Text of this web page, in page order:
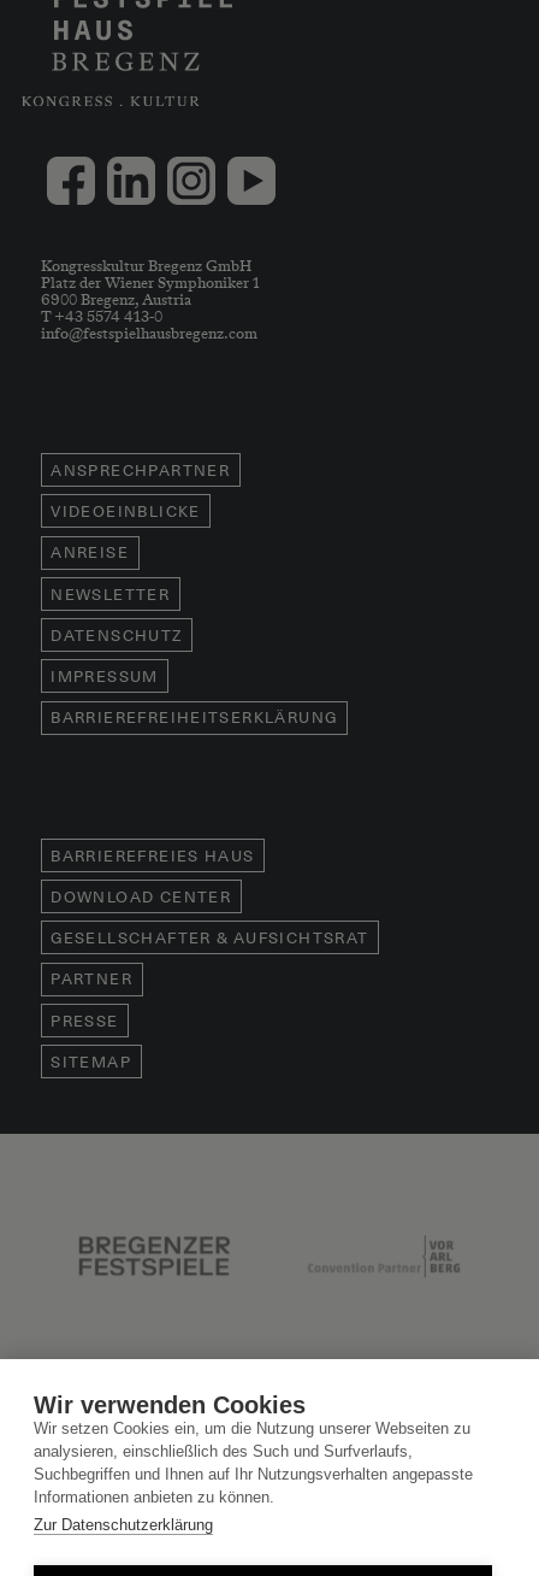
Wir verwenden Cookies
Wir setzen Cookies ein, um die Nutzung unserer Webseiten zu
analysieren, einschließlich des Such und Surfverlaufs,
Suchbegriffen und Ihnen auf Ihr Nutzungsverhalten angepasste
Informationen anbieten zu können.
Zur Datenschutzerklärung
Kongresskultur Bregenz GmbH
Platz der Wiener Symphoniker 1
6900 Bregenz, Austria
T +43 5574 413-0
info@festspielhausbregenz.com
ANSPRECHPARTNER
VIDEOEINBLICKE
ANREISE
NEWSLETTER
DATENSCHUTZ
IMPRESSUM
BARRIEREFREIHEITSERKLÄRUNG
BARRIEREFREIES HAUS
DOWNLOAD CENTER
GESELLSCHAFTER & AUFSICHTSRAT
PARTNER
PRESSE
SITEMAP